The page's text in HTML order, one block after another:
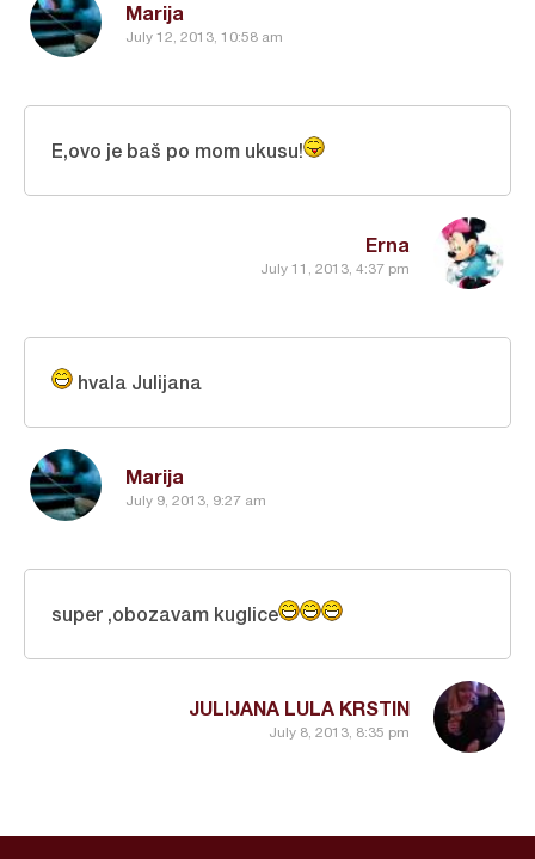
Marija
July 12, 2013, 10:58 am
Erna
July 11, 2013, 4:37 pm
E,ovo je baš po mom ukusu!
Marija
July 9, 2013, 9:27 am
hvala Julijana
JULIJANA LULA KRSTIN
July 8, 2013, 8:35 pm
super ,obozavam kuglice